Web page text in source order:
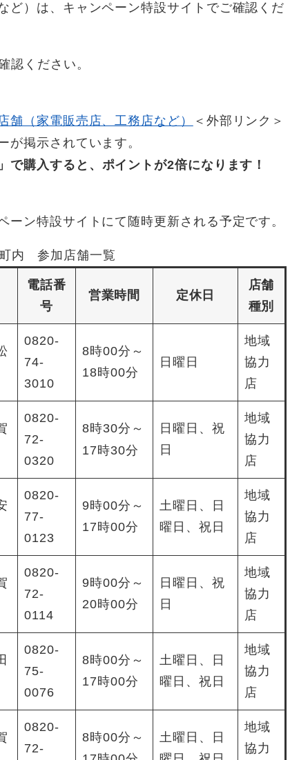
）は、キャンペーン特設サイトでご確認くだ
認ください。
舗（家電販売店、工務店など）
＜外部リンク＞
掲示されています。
で購入すると、ポイントが2倍になります！
ン特設サイトにて随時更新される予定です。
内 参加店舗一覧
電話番
号
営業時間 定休日
店舗
種別
0820-
74-
3010
8時00分～
18時00分
日曜日
地域
協力
店
0820-
72-
0320
8時30分～
17時30分
日曜日、祝
日
地域
協力
店
0820-
77-
0123
9時00分～
17時00分
土曜日、日
曜日、祝日
地域
協力
店
0820-
72-
0114
9時00分～
20時00分
日曜日、祝
日
地域
協力
店
0820-
75-
0076
8時00分～
17時00分
土曜日、日
曜日、祝日
地域
協力
店
0820-
72-
8時00分～
土曜日、日
地域
協力